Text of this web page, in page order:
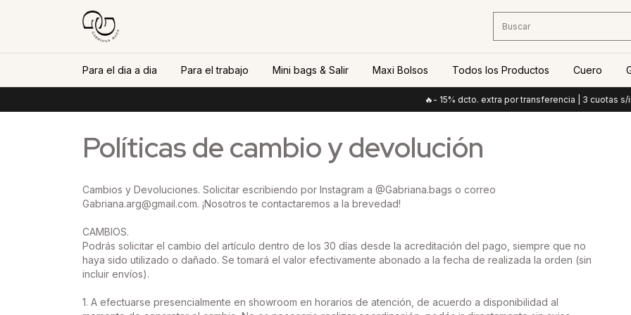
Para el dia a dia Para el trabajo Mini bags & Salir Maxi Bolsos Todos los Productos Cuero
🔥- 15% dcto. extra por transferencia | 3 cuotas s/int
Políticas de cambio y devolución
Cambios y Devoluciones. Solicitar escribiendo por Instagram a @Gabriana.bags o correo
Gabriana.arg@gmail.com. ¡Nosotros te contactaremos a la brevedad!
CAMBIOS.
Podrás solicitar el cambio del artículo dentro de los 30 días desde la acreditación del pago, siempre que no
haya sido utilizado o dañado. Se tomará el valor efectivamente abonado a la fecha de realizada la orden (sin
incluir envíos).
1. A efectuarse presencialmente en showroom en horarios de atención, de acuerdo a disponibilidad al